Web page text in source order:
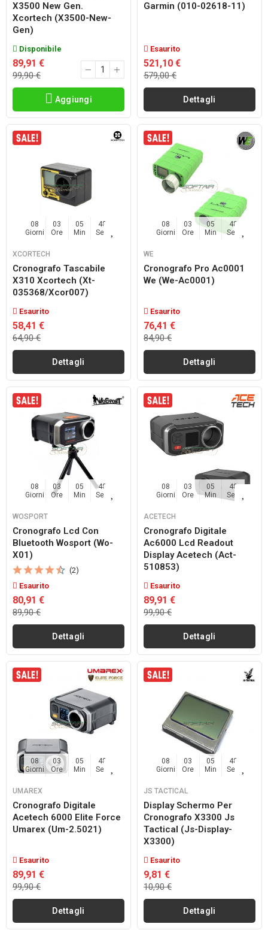
X3500 New Gen.
Xcortech (x3500-New-
Gen)
Disponibile
89,91 €
99,90 €
Aggiungi
Garmin (010-02618-11)
Esaurito
521,10 €
579,00 €
Dettagli
08
Giorni
03
Ore
05
Min
48
Sec
XCORTECH
Cronografo Tascabile
X310 Xcortech (xt-
035368/xcor007)
Esaurito
58,41 €
64,90 €
Dettagli
08
Giorni
03
Ore
05
Min
48
Sec
WE
Cronografo Pro Ac0001
We (we-Ac0001)
Esaurito
76,41 €
84,90 €
Dettagli
08
Giorni
03
Ore
05
Min
48
Sec
WOSPORT
Cronografo Lcd Con
Bluetooth Wosport (wo-
X01)
(2)
Esaurito
80,91 €
89,90 €
Dettagli
08
Giorni
03
Ore
05
Min
48
Sec
ACETECH
Cronografo Digitale
Ac6000 Lcd Readout
Display Acetech (act-
510853)
Esaurito
89,91 €
99,90 €
Dettagli
08
Giorni
03
Ore
05
Min
48
Sec
UMAREX
Cronografo Digitale
Acetech 6000 Elite Force
Umarex (um-2.5021)
Esaurito
89,91 €
99,90 €
Dettagli
08
Giorni
03
Ore
05
Min
48
Sec
JS TACTICAL
Display Schermo Per
Cronografo X3300 Js
Tactical (js-Display-
X3300)
Esaurito
9,81 €
10,90 €
Dettagli